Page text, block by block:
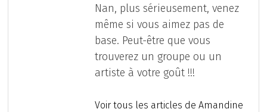
Nan, plus sérieusement, venez
même si vous aimez pas de
base. Peut-être que vous
trouverez un groupe ou un
artiste à votre goût !!!
Voir tous les articles de Amandine